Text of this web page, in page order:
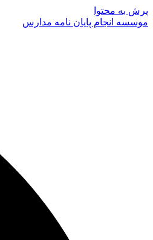
پرش به محتوا
موسسه انجام پایان نامه مدارس